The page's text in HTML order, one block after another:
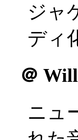
ジャ
ディ
＠
ニュ